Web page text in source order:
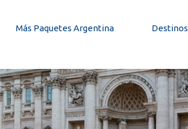
Más Paquetes Argentina Destinos